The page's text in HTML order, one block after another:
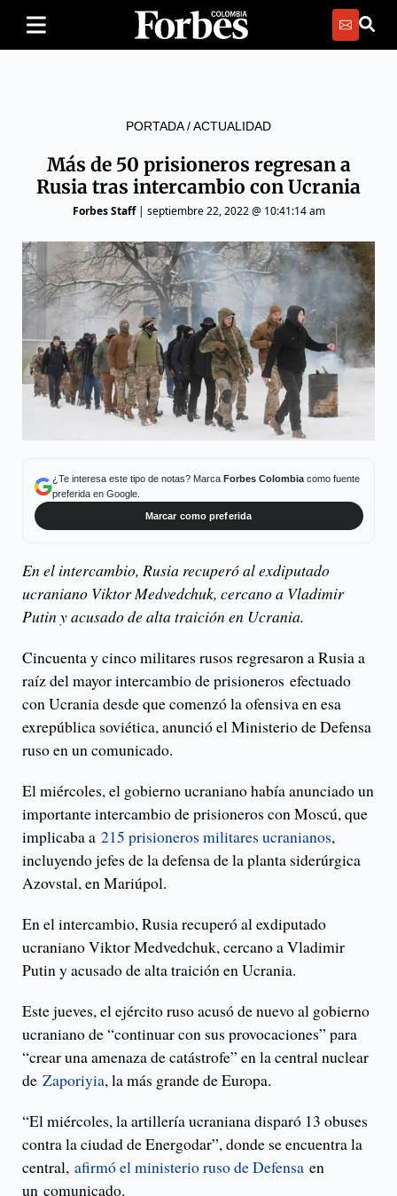
PORTADA/ACTUALIDAD
Más de 50 prisioneros regresan a
Rusia tras intercambio con Ucrania
Forbes Staff| septiembre 22, 2022 @ 10:41:14 am
¿Te interesa este tipo de notas? Marca Forbes Colombiacomo fuente
preferida en Google.
Marcar como preferida
En el intercambio, Rusia recuperó al exdiputado
ucraniano Viktor Medvedchuk, cercano a Vladimir
Putin y acusado de alta traición en Ucrania.
Cincuenta y cinco militares rusos regresaron a Rusia a
raíz del mayor intercambio de prisioneros efectuado
con Ucrania desde que comenzó la ofensiva en esa
exrepública soviética, anunció el Ministerio de Defensa
ruso en un comunicado.
El miércoles, el gobierno ucraniano había anunciado un
importante intercambio de prisioneros con Moscú, que
implicaba a 215 prisioneros militares ucranianos,
incluyendo jefes de la defensa de la planta siderúrgica
Azovstal, en Mariúpol.
En el intercambio, Rusia recuperó al exdiputado
ucraniano Viktor Medvedchuk, cercano a Vladimir
Putin y acusado de alta traición en Ucrania.
Este jueves, el ejército ruso acusó de nuevo al gobierno
ucraniano de “continuar con sus provocaciones” para
“crear una amenaza de catástrofe” en la central nuclear
de Zaporiyia, la más grande de Europa.
“El miércoles, la artillería ucraniana disparó 13 obuses
contra la ciudad de Energodar”, donde se encuentra la
central, afirmó el ministerio ruso de Defensa en
un comunicado.